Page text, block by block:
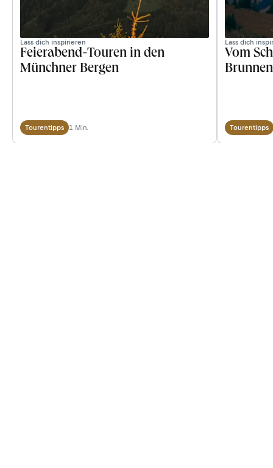
Lass dich inspirieren
Feierabend-Touren in den
Münchner Bergen
Tourentipps 1 Min.
Lass dich
Vom
Tourentipps